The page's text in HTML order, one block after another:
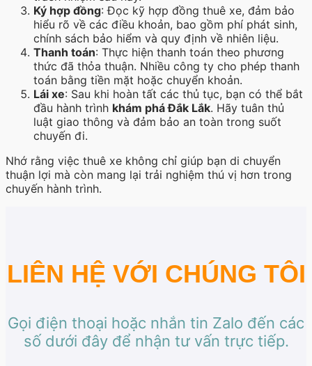
Ký hợp đồng: Đọc kỹ hợp đồng thuê xe, đảm bảo
hiểu rõ về các điều khoản, bao gồm phí phát sinh,
chính sách bảo hiểm và quy định về nhiên liệu.
Thanh toán: Thực hiện thanh toán theo phương
thức đã thỏa thuận. Nhiều công ty cho phép thanh
toán bằng tiền mặt hoặc chuyển khoản.
Lái xe: Sau khi hoàn tất các thủ tục, bạn có thể bắt
đầu hành trình khám phá Đắk Lắk. Hãy tuân thủ
luật giao thông và đảm bảo an toàn trong suốt
chuyến đi.
Nhớ rằng việc thuê xe không chỉ giúp bạn di chuyển
thuận lợi mà còn mang lại trải nghiệm thú vị hơn trong
chuyến hành trình.
LIÊN HỆ VỚI CHÚNG TÔI
Gọi điện thoại hoặc nhắn tin Zalo đến các
số dưới đây để nhận tư vấn trực tiếp.